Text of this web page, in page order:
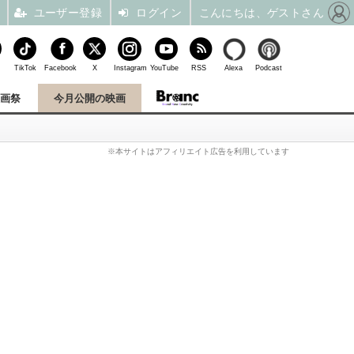
祭 今月公開の映画
※本サイトはアフィリエイト広告を利用しています
TikTok Facebook X Instagram YouTube RSS Alexa Podcast
ユーザー登録 ログイン こんにちは、ゲストさん